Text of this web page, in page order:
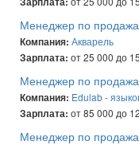
Менеджер по
Компания: Акварель
Зарплата: от 25 000 до
Менеджер по
Компания: Edulab -
Зарплата: от 85 000 до
Менеджер по